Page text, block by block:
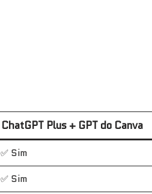
ChatGPT Plus + GPT do Canva
✅ Sim
✅ Sim